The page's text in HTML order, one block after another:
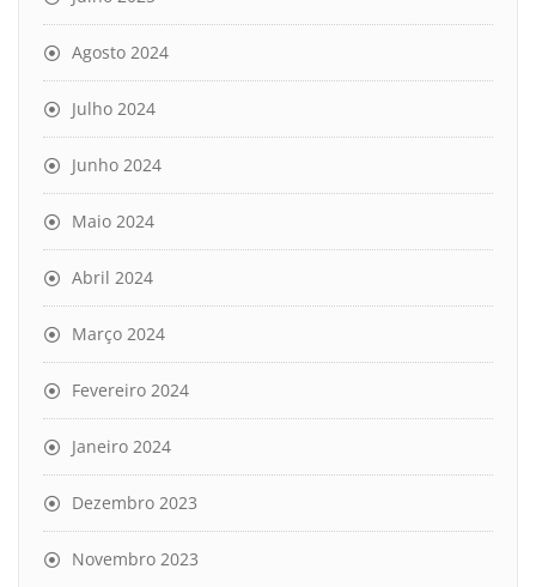
Agosto 2024
Julho 2024
Junho 2024
Maio 2024
Abril 2024
Março 2024
Fevereiro 2024
Janeiro 2024
Dezembro 2023
Novembro 2023